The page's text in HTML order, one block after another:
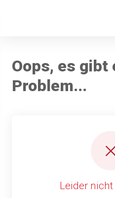
Oops, es gibt
Problem...
Leider